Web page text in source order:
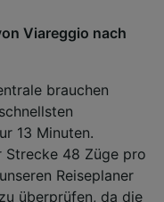
Viareggio nach
brauchen
13 Minuten.
Strecke 48 Züge pro
Reiseplaner
überprüfen, da die